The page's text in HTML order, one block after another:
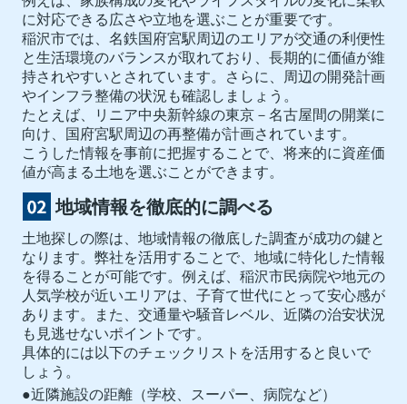
に対応できる広さや立地を選ぶことが重要です。
稲沢市では、名鉄国府宮駅周辺のエリアが交通の利便性
と生活環境のバランスが取れており、長期的に価値が維
持されやすいとされています。さらに、周辺の開発計画
やインフラ整備の状況も確認しましょう。
たとえば、リニア中央新幹線の東京－名古屋間の開業に
向け、国府宮駅周辺の再整備が計画されています。
こうした情報を事前に把握することで、将来的に資産価
値が高まる土地を選ぶことができます。
地域情報を徹底的に調べる
土地探しの際は、地域情報の徹底した調査が成功の鍵と
なります。弊社を活用することで、地域に特化した情報
を得ることが可能です。例えば、稲沢市民病院や地元の
人気学校が近いエリアは、子育て世代にとって安心感が
あります。また、交通量や騒音レベル、近隣の治安状況
も見逃せないポイントです。
具体的には以下のチェックリストを活用すると良いで
しょう。
●近隣施設の距離（学校、スーパー、病院など）